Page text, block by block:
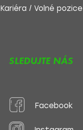
Kariéra / Volné pozice
SLEDUJTE NÁS
Facebook